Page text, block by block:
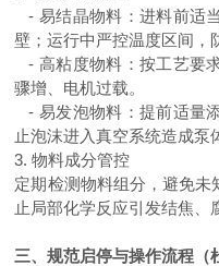
- 易结晶物料：进料前适
壁；运行中严控温度区间，
- 高粘度物料：按工艺要
骤增、电机过载。
- 易发泡物料：提前适量
止泡沫进入真空系统造成泵
3. 物料成分管控
定期检测物料组分，避免
止局部化学反应引发结焦、
三、规范启停与操作流程（